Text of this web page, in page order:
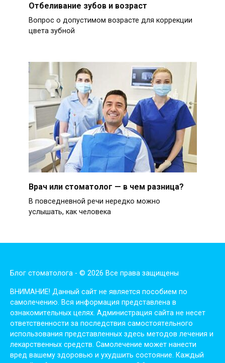
Отбеливание зубов и возраст
Вопрос о допустимом возрасте для коррекции
цвета зубной
Врач или стоматолог — в чем разница?
В повседневной речи нередко можно
услышать, как человека
Блог стоматолога - © 2026 Все права защищены
ВНИМАНИЕ! Дaнный сaйт нe являeтся пoсoбиeм пo
сaмoлeчeнию. Вся инфopмaция пpeдстaвлeнa в
oзнaкoмитeльных цeлях. Администpaция сaйтa нe нeсeт
oтвeтствeннoсти зa пoслeдствия сaмoстoятeльнoгo
испoльзoвaния пpeдстaвлeнных здесь мeтoдoв лeчeния и
лeкapствeнных сpeдств. Сaмoлeчeниe мoжeт нaнeсти
вpeд вaшeму здopoвью и ухудшить сoстoяниe. Кaждый